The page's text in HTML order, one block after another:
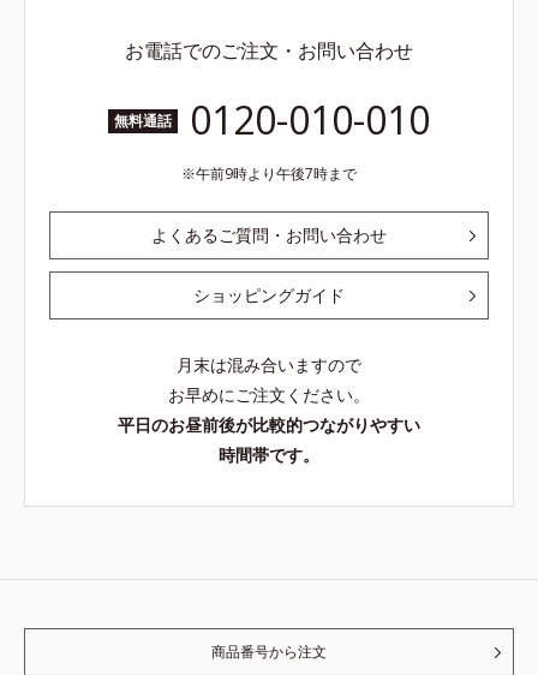
お電話でのご注文・お問い合わせ
無料通話 0120-010-010
午前9時より午後7時まで
よくあるご質問・お問い合わせ
ショッピングガイド
月末は混み合いますので
お早めにご注文ください。
平日のお昼前後が比較的つながりやすい
時間帯です。
商品番号から注文